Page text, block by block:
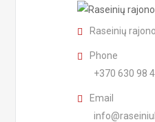
Raseinių
Phone
+370 630 98
Email